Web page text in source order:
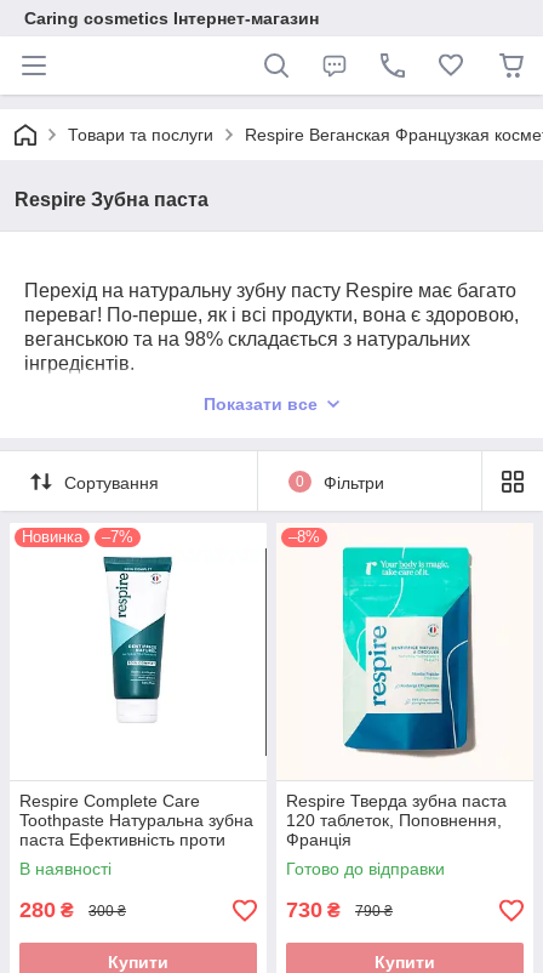
Caring cosmetics Інтернет-магазин
Товари та послуги Respire Веганская Французкая
Respire Зубна паста
Перехід на натуральну зубну пасту Respire має багато
переваг! По-перше, як і всі продукти, вона є здоровою,
веганською та на 98% складається з натуральних
інгредієнтів.
Зубна паста - це продукт, який частково потрапляє в
суперечливих інгредієнтів (таких як триклозан або
діоксид титану). Що стосується ефективності та
чуттєвості, це завжди є пріоритетом для Respire!
Через вміст фтору наша зубна паста підходить лише
для дітей віком від 7 років (як і всі зубні пасти, що
містять 1450 ppm фтору). За погодженням з нашим
токсикологом, наша зубна паста не протипоказана
вагітним та/або жінкам, які годують груддю.
Тюбик, придатний для вторинної переробки, без
вторинної упаковки, також виготовляється у Франції.
Тож ви можете бути впевнені, що користуєтеся
продуктом, який корисний для вашого здоров'я і не
шкодить навколишньому середовищу.
Показати все
Сортування 0 Фільтри
Новинка –7%
Respire Complete Care
Toothpaste Натуральна зубна
паста Ефективність проти
нальоту, 70 мл, Франція
В наявності
280 ₴ 300 ₴
Купити
–8%
Respire Тверда зубна паста
120 таблеток, Поповнення,
Франція
Готово до відправки
730 ₴ 790 ₴
Купити